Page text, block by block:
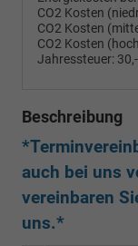
CO2 Kosten
CO2 Kosten
CO2 Kosten
Jahressteuer:
Beschreibung
auch bei uns
vereinbaren
uns.*